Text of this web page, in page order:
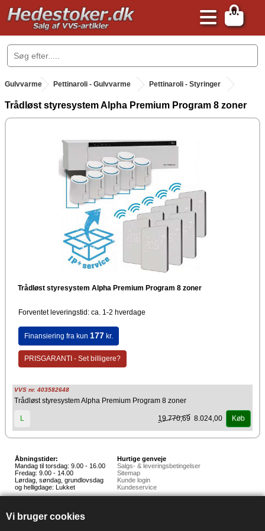
Vi bruger cookies
0
.
Gulvvarme . Pettinaroli - Gulvvarme Pettinaroli - Styringer
Trådløst styresystem Alpha Premium Program 8 zoner
Trådløst styresystem Alpha Premium Program 8 zoner
Forventet leveringstid: ca. 1-2 hverdage
Finansiering fra kun 177kr.
PRISGARANTI - Set billigere?
VVS nr. 403582648
Trådløst styresystem Alpha Premium Program 8 zoner
L 19.770,69 8.024,00 Køb
Åbningstider:
Mandag til torsdag: 9.00 - 16.00
Fredag: 9.00 - 14.00
Lørdag, søndag, grundlovsdag
og helligdage: Lukket
Hurtige genveje
Salgs- & leveringsbetingelser
Sitemap
Kunde login
Kundeservice
Hunnerupvej 3, 6920 Videbæk
E-mail:salg@hedestoker.dk